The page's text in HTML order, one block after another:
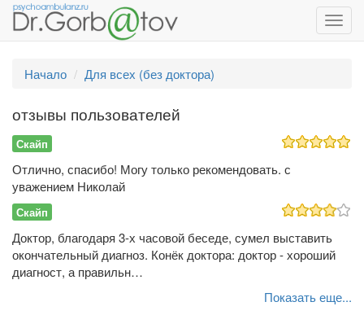
Начало
Для всех (без доктора)
отзывы пользователей
Скайп
Отлично, спасибо! Могу только рекомендовать. с
уважением Николай
Скайп
Доктор, благодаря 3-х часовой беседе, сумел выставить
окончательный диагноз. Конёк доктора: доктор - хороший
диагност, а правильн…
Показать еще...